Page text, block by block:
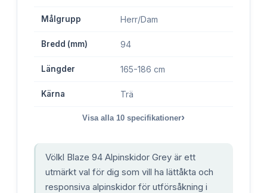
Målgrupp Herr/Dam
Bredd (mm) 94
Längder 165-186 cm
Kärna Trä
Visa alla 10 specifikationer›
Völkl Blaze 94 Alpinskidor Grey är ett
utmärkt val för dig som vill ha lättåkta och
responsiva alpinskidor för utförsåkning i